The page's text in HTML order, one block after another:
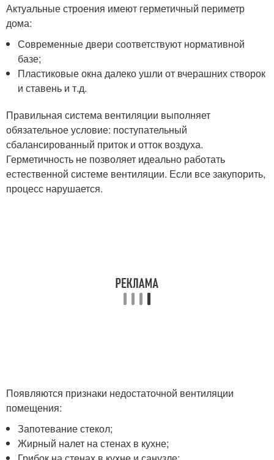
Актуальные строения имеют герметичный периметр
дома:
Современные двери соответствуют нормативной
базе;
Пластиковые окна далеко ушли от вчерашних створок
и ставень и т.д.
Правильная система вентиляции выполняет
обязательное условие: поступательный
сбалансированный приток и отток воздуха.
Герметичность не позволяет идеально работать
естественной системе вентиляции. Если все закупорить,
процесс нарушается.
Появляются признаки недостаточной вентиляции
помещения:
Запотевание стекол;
Жирный налет на стенах в кухне;